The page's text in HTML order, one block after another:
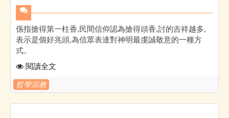
係指搶得第一柱香,民間信仰認為搶得頭香,討的吉祥越多,
表示是個好兆頭,為信眾表達對神明最虔誠敬意的一種方
式。
閱讀全文
哲學宗教